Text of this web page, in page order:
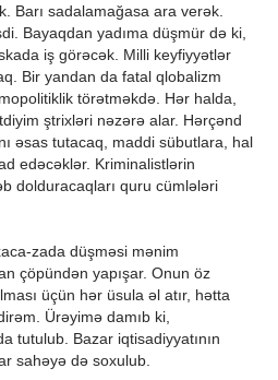
Barı sadalamağasa ara verək.
Bayaqdan yadıma düşmür də ki,
iş görəcək. Milli keyfiyyətlər
Bir yandan da fatal qlobalizm
törətməkdə. Hər halda,
ştrixləri nəzərə alar. Hərçənd
əsas tutacaq, maddi sübutlara, hal
edəcəklər. Kriminalistlərin
dolduracaqları quru cümlələri
zada düşməsi mənim
çöpündən yapışar. Onun öz
üçün hər üsula əl atır, hətta
Ürəyimə damıb ki,
tutulub. Bazar iqtisadiyyatının
sahəyə də soxulub.